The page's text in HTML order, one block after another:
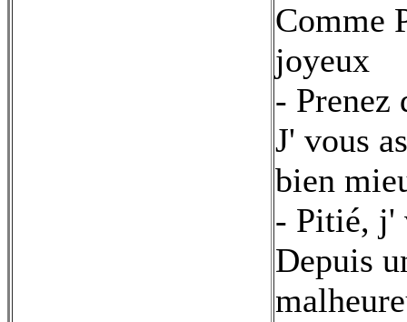
Comme
joyeux
- Prenez
J' vous
bien
- Pitié, j'
Depuis